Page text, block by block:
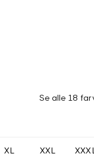
Se alle 18
XL XXL